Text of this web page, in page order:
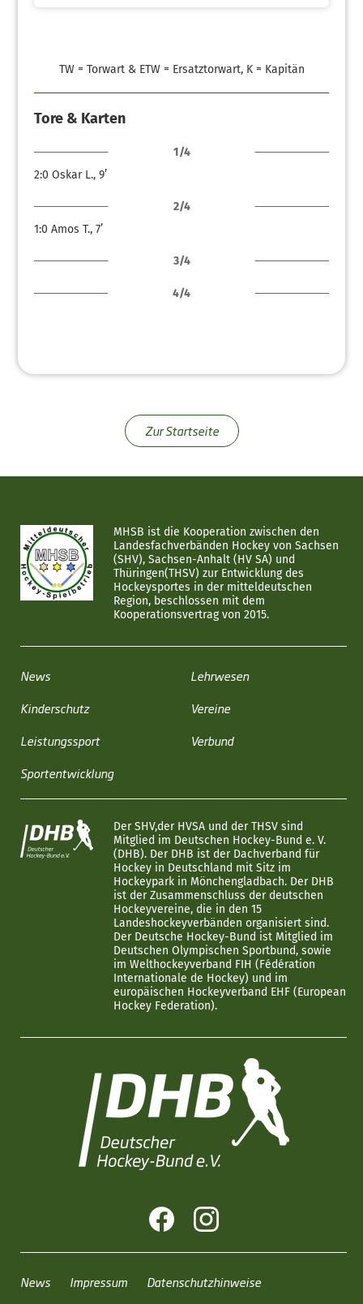
TW = Torwart & ETW = Ersatztorwart, K = Kapitän
Tore & Karten
1/4
2:0 Oskar L., 9’
2/4
1:0 Amos T., 7’
3/4
4/4
Zur Startseite
MHSB ist die Kooperation zwischen den
Landesfachverbänden Hockey von Sachsen
(SHV), Sachsen-Anhalt (HV SA) und
Thüringen(THSV) zur Entwicklung des
Hockeysportes in der mitteldeutschen
Region, beschlossen mit dem
Kooperationsvertrag von 2015.
News
Kinderschutz
Leistungssport
Sportentwicklung
Lehrwesen
Vereine
Verbund
Der SHV,der HVSA und der THSV sind
Mitglied im Deutschen Hockey-Bund e. V.
(DHB). Der DHB ist der Dachverband für
Hockey in Deutschland mit Sitz im
Hockeypark in Mönchengladbach. Der DHB
ist der Zusammenschluss der deutschen
Hockeyvereine, die in den 15
Landeshockeyverbänden organisiert sind.
Der Deutsche Hockey-Bund ist Mitglied im
Deutschen Olympischen Sportbund, sowie
im Welthockeyverband FIH (Fédération
Internationale de Hockey) und im
europäischen Hockeyverband EHF (European
Hockey Federation).
News Impressum Datenschutzhinweise